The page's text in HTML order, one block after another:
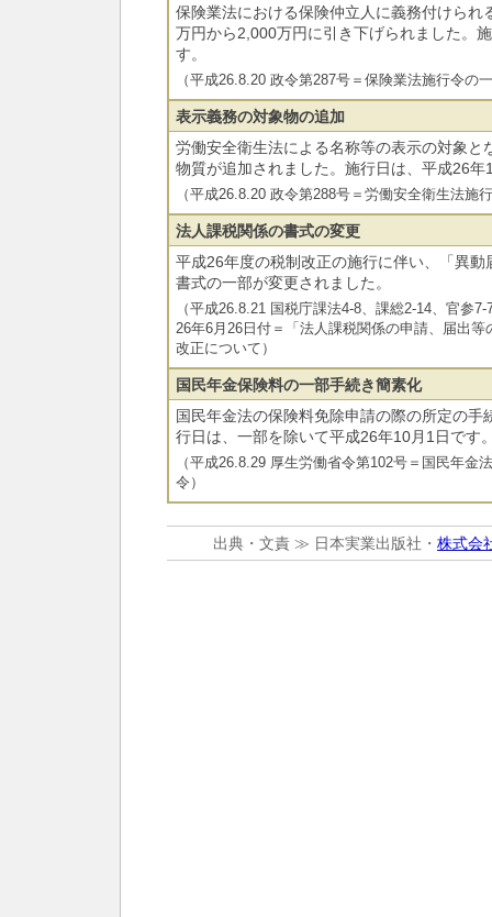
保険業法における保険仲立人に義務付けられ
万円から2,000万円に引き下げられました。
す。
（平成26.8.20 政令第287号＝保険業法施行令の
表示義務の対象物の追加
労働安全衛生法による名称等の表示の対象と
物質が追加されました。施行日は、平成26年
（平成26.8.20 政令第288号＝労働安全衛生法施
法人課税関係の書式の変更
平成26年度の税制改正の施行に伴い、「異
書式の一部が変更されました。
（平成26.8.21 国税庁課法4-8、課総2-14、官参
26年6月26日付＝「法人課税関係の申請、届出
改正について）
国民年金保険料の一部手続き簡素化
国民年金法の保険料免除申請の際の所定の手
行日は、一部を除いて平成26年10月1日です
（平成26.8.29 厚生労働省令第102号＝国民年金
令）
出典・文責 ≫ 日本実業出版社・ 株式会